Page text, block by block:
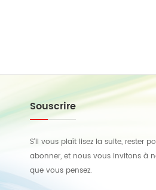
Souscrire
S'il vous plaît lisez la suite, rester
abonner, et nous vous invitons à
que vous pensez.